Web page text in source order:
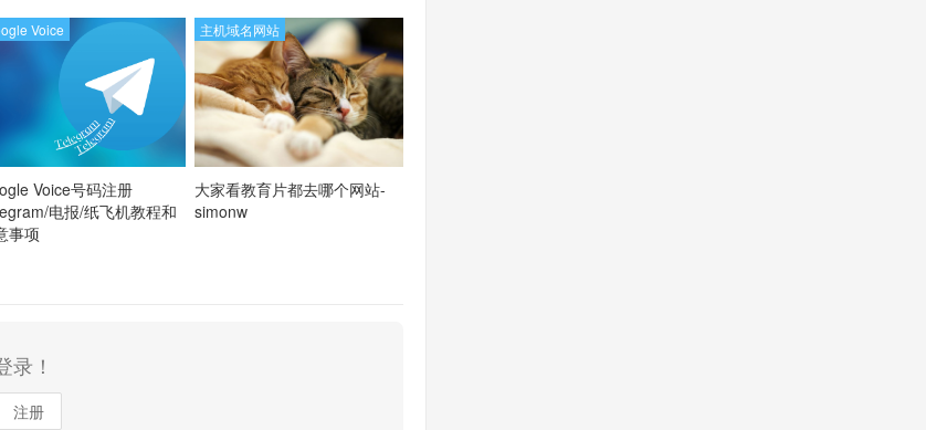
Voice号码注册
电报/纸飞机教程和
事项
Voice
大家看教育片都去哪个网站-
simonw
主机域名网站
录！
注册